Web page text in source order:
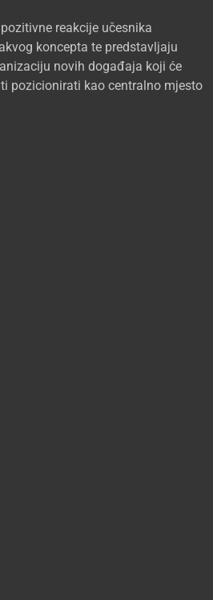
reakcije učesnika
koncepta te predstavljaju
novih događaja koji će
pozicionirati kao centralno mjesto